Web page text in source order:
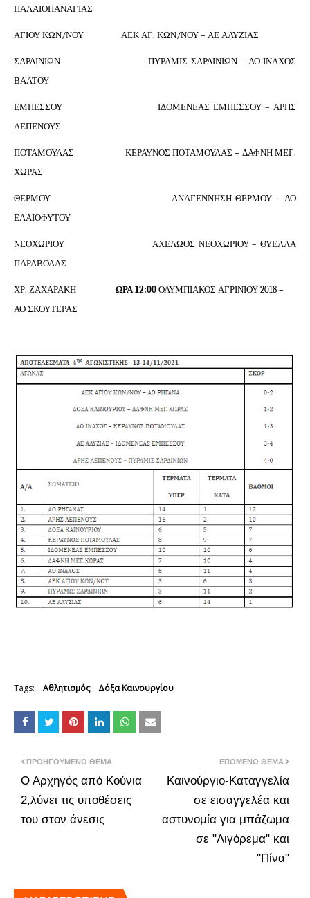
ΠΑΛΑΙΟΠΑΝΑΓΙΑΣ
ΑΓΙΟΥ ΚΩΝ/ΝΟΥ ΑΕΚ ΑΓ. ΚΩΝ/ΝΟΥ – ΑΕ ΑΛΥΖΙΑΣ
ΣΑΡΔΙΝΙΩΝ ΠΥΡΑΜΙΣ ΣΑΡΔΙΝΙΩΝ – ΑΟ ΙΝΑΧΟΣ
ΒΑΛΤΟΥ
ΕΜΠΕΣΣΟΥ ΙΔΟΜΕΝΕΑΣ ΕΜΠΕΣΣΟΥ – ΑΡΗΣ
ΛΕΠΕΝΟΥΣ
ΠΟΤΑΜΟΥΛΑΣ ΚΕΡΑΥΝΟΣ ΠΟΤΑΜΟΥΛΑΣ – ΔΑΦΝΗ ΜΕΓ.
ΧΩΡΑΣ
ΘΕΡΜΟΥ ΑΝΑΓΕΝΝΗΣΗ ΘΕΡΜΟΥ – ΑΟ
ΕΛΑΙΟΦΥΤΟΥ
ΝΕΟΧΩΡΙΟΥ ΑΧΕΛΩΟΣ ΝΕΟΧΩΡΙΟΥ – ΘΥΕΛΛΑ
ΠΑΡΑΒΟΛΑΣ
ΧΡ. ΖΑΧΑΡΑΚΗ ΩΡΑ 12:00 ΟΛΥΜΠΙΑΚΟΣ ΑΓΡΙΝΙΟΥ 2018 –
ΑΟ ΣΚΟΥΤΕΡΑΣ
Tags: Αθλητισμός Δόξα Καινουργίου
ΕΠΌΜΕΝΟ ΘΈΜΑ
Καινούργιο-Καταγγελία
σε εισαγγελέα και
αστυνομία για μπάζωμα
σε "Λιγόρεμα" και
"Πίνα"
ΠΡΟΗΓΟΎΜΕΝΟ ΘΈΜΑ
Ο Αρχηγός από Κούνια
2,λύνει τις υποθέσεις
του στον άνεσις